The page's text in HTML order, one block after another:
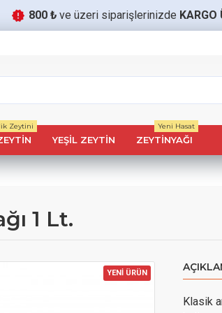
800 ₺ve üzeri siparişlerinizde KARGO
Zeytini
YEŞIL ZEYTIN ZEYTINYAĞI
Yeni Hasat
1 Lt.
YENİ ÜRÜN
Klasik